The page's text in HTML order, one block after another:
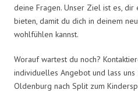
deine Fragen. Unser Ziel ist es, dir
bieten, damit du dich in deinem
wohlfühlen kannst.
Worauf wartest du noch?
individuelles Angebot und lass
Oldenburg nach Split zum